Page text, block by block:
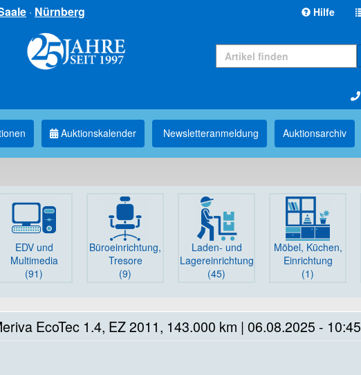
· Nürnberg Hilfe
Auktionskalender Newsletter­anmeldung Auktions­archiv
EDV und
Multimedia
(91)
Büro­einrichtung,
Tresore
(9)
Laden- und
Lager­einrichtung
(45)
Möbel, Küchen,
Einrichtung
(1)
EcoTec 1.4, EZ 2011, 143.000 km | 06.08.2025 - 10:45